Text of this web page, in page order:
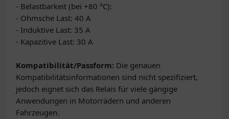
- Belastbarkeit (bei +80 °C):
- Ohmsche Last: 40 A
- Induktive Last: 35 A
- Kapazitive Last: 30 A
Kompatibilität/Passform: Die genauen
Kompatibilitätsinformationen sind nicht spezifiziert,
jedoch eignet sich das Relais für viele gängige
Anwendungen in Motorrädern und anderen
Fahrzeugen.